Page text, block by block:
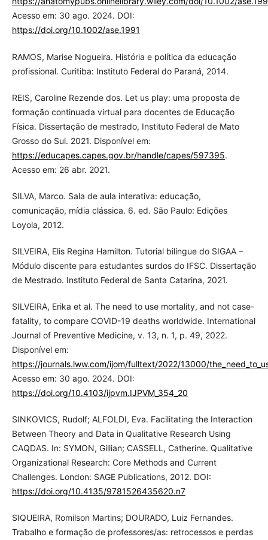
Acesso em: 30 ago. 2024. DOI:
https://doi.org/10.1002/ase.1991
RAMOS, Marise Nogueira. História e política da educação
profissional. Curitiba: Instituto Federal do Paraná, 2014.
REIS, Caroline Rezende dos. Let us play: uma proposta de
formação continuada virtual para docentes de Educação
Física. Dissertação de mestrado, Instituto Federal de Mato
Grosso do Sul. 2021. Disponível em:
https://educapes.capes.gov.br/handle/capes/597395.
Acesso em: 26 abr. 2021.
SILVA, Marco. Sala de aula interativa: educação,
comunicação, mídia clássica. 6. ed. São Paulo: Edições
Loyola, 2012.
SILVEIRA, Elis Regina Hamilton. Tutorial bilíngue do SIGAA –
Módulo discente para estudantes surdos do IFSC. Dissertação
de Mestrado. Instituto Federal de Santa Catarina, 2021.
SILVEIRA, Erika et al. The need to use mortality, and not case-
fatality, to compare COVID-19 deaths worldwide. International
Journal of Preventive Medicine, v. 13, n. 1, p. 49, 2022.
Disponível em:
https://journals.lww.com/ijom/fulltext/2022/13000/
Acesso em: 30 ago. 2024. DOI:
https://doi.org/10.4103/ijpvm.IJPVM_354_20
SINKOVICS, Rudolf; ALFOLDI, Eva. Facilitating the Interaction
Between Theory and Data in Qualitative Research Using
CAQDAS. In: SYMON, Gillian; CASSELL, Catherine. Qualitative
Organizational Research: Core Methods and Current
Challenges. London: SAGE Publications, 2012. DOI:
https://doi.org/10.4135/9781526435620.n7
SIQUEIRA, Romilson Martins; DOURADO, Luiz Fernandes.
Trabalho e formação de professores/as: retrocessos e perdas